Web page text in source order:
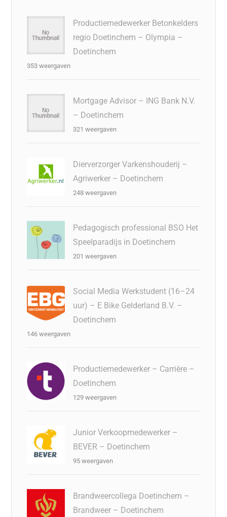
Productiemedewerker Betonkelders
regio Doetinchem – Olympia –
Doetinchem
353 weergaven
Mortgage Advisor – ING Bank N.V.
– Doetinchem
321 weergaven
Dierverzorger Varkenshouderij –
Agriwerker – Doetinchem
248 weergaven
Pedagogisch professional BSO Het
Speelparadijs in Doetinchem
201 weergaven
Social Media Werkstudent (16–24
uur) – E Bike Gelderland B.V. –
Doetinchem
146 weergaven
Productiemedewerker – Carrière –
Doetinchem
129 weergaven
Junior Verkoopmedewerker –
BEVER – Doetinchem
95 weergaven
Brandweercollega Doetinchem –
Brandweer – Doetinchem